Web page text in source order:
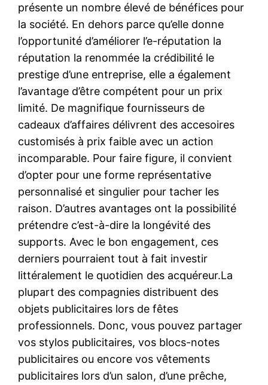
présente un nombre élevé de bénéfices pour
la société. En dehors parce qu’elle donne
l’opportunité d’améliorer l’e-réputation la
réputation la renommée la crédibilité le
prestige d’une entreprise, elle a également
l’avantage d’être compétent pour un prix
limité. De magnifique fournisseurs de
cadeaux d’affaires délivrent des accesoires
customisés à prix faible avec un action
incomparable. Pour faire figure, il convient
d’opter pour une forme représentative
personnalisé et singulier pour tacher les
raison. D’autres avantages ont la possibilité
prétendre c’est-à-dire la longévité des
supports. Avec le bon engagement, ces
derniers pourraient tout à fait investir
littéralement le quotidien des acquéreur.La
plupart des compagnies distribuent des
objets publicitaires lors de fêtes
professionnels. Donc, vous pouvez partager
vos stylos publicitaires, vos blocs-notes
publicitaires ou encore vos vêtements
publicitaires lors d’un salon, d’une prêche,